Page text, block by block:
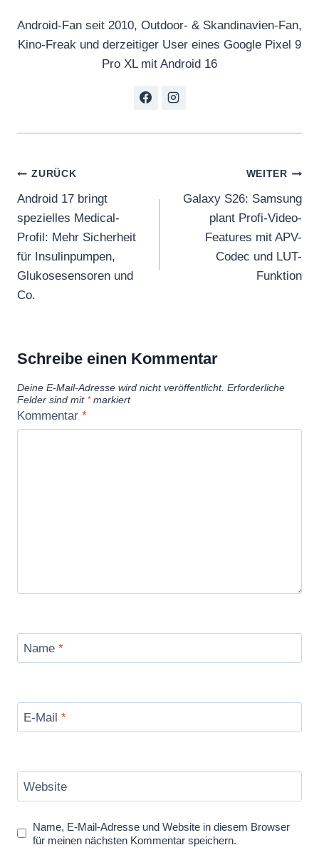
Android-Fan seit 2010, Outdoor- & Skandinavien-Fan,
Kino-Freak und derzeitiger User eines Google Pixel 9
Pro XL mit Android 16
Beitragsnavigation
ZURÜCK
Android 17 bringt
spezielles Medical-
Profil: Mehr Sicherheit
für Insulinpumpen,
Glukosesensoren und
Co.
WEITER
Galaxy S26: Samsung
plant Profi-Video-
Features mit APV-
Codec und LUT-
Funktion
Schreibe einen Kommentar
Deine E-Mail-Adresse wird nicht veröffentlicht. Erforderliche
Felder sind mit *markiert
Kommentar *
Name *
E-Mail *
Website
Name, E-Mail-Adresse und Website in diesem Browser
für meinen nächsten Kommentar speichern.